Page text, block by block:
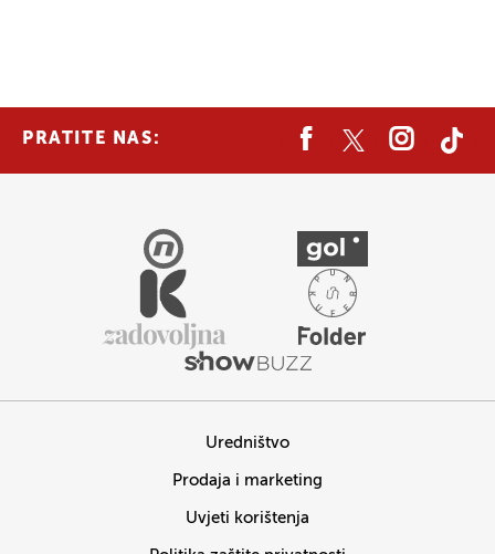
PRATITE NAS:
Uredništvo
Prodaja i marketing
Uvjeti korištenja